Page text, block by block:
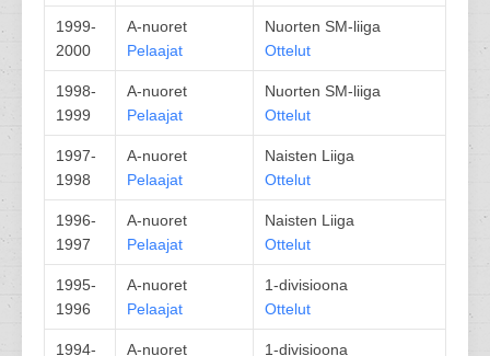
1999-
2000
A-nuoret
Pelaajat
Nuorten SM-liiga
Ottelut
1998-
1999
A-nuoret
Pelaajat
Nuorten SM-liiga
Ottelut
1997-
1998
A-nuoret
Pelaajat
Naisten Liiga
Ottelut
1996-
1997
A-nuoret
Pelaajat
Naisten Liiga
Ottelut
1995-
1996
A-nuoret
Pelaajat
1-divisioona
Ottelut
1994- A-nuoret 1-divisioona